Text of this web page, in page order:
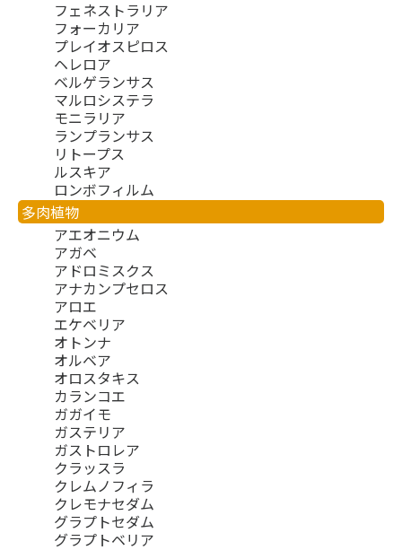
フェネストラリア
フォーカリア
プレイオスピロス
ヘレロア
ベルゲランサス
マルロシステラ
モニラリア
ランプランサス
リトープス
ルスキア
ロンボフィルム
多肉植物
アエオニウム
アガベ
アドロミスクス
アナカンプセロス
アロエ
エケベリア
オトンナ
オルベア
オロスタキス
カランコエ
ガガイモ
ガステリア
ガストロレア
クラッスラ
クレムノフィラ
クレモナセダム
グラプトセダム
グラプトベリア